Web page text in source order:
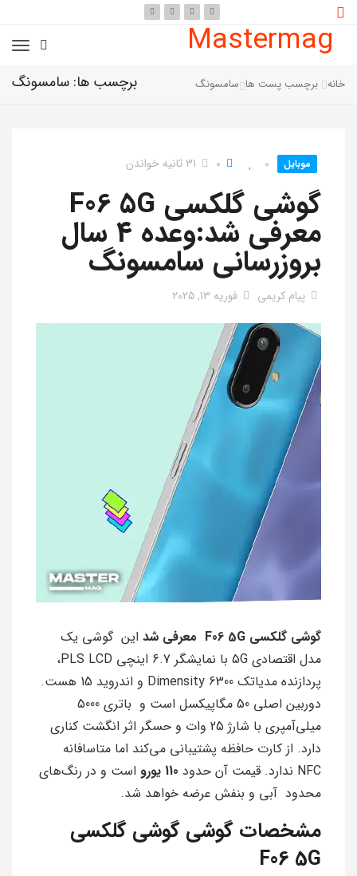
Mastermag
برچسب ها: سامسونگ خانه برچسب پست ها سامسونگ
موبایل 0
0 31 ثانیه خواندن
گوشی گلکسی F06 5G
معرفی شد:وعده 4 سال
بروزرسانی سامسونگ
پیام کریمی فوریه 13, 2025
گوشی گلکسی F06 5G معرفی شد
این گوشی یک
مدل اقتصادی 5G با نمایشگر 6.7 اینچی PLS LCD،
پردازنده مدیاتک Dimensity 6300 و اندروید 15 هست.
دوربین اصلی 50 مگاپیکسل است و باتری 5000
میلی‌آمپری با شارژ 25 وات و حسگر اثر انگشت کناری
دارد. از کارت حافظه پشتیبانی می‌کند اما متاسافانه
NFC ندارد. قیمت آن حدود
110 یورو
است و در رنگ‌های
محدود آبی و بنفش عرضه خواهد شد.
مشخصات گوشی گوشی گلکسی
F06 5G